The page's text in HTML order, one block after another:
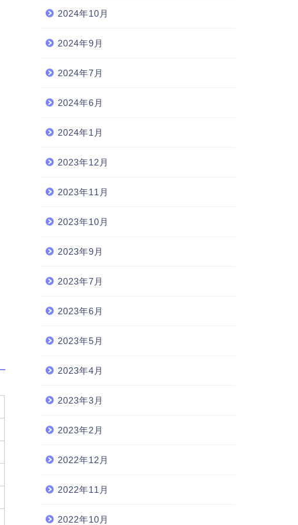
2024年10月
2024年9月
2024年7月
2024年6月
2024年1月
2023年12月
2023年11月
2023年10月
2023年9月
2023年7月
2023年6月
2023年5月
2023年4月
2023年3月
2023年2月
2022年12月
2022年11月
2022年10月